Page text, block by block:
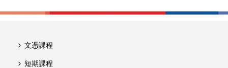
文憑課程
短期課程